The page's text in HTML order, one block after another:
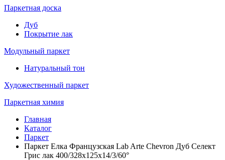
Паркетная доска
Дуб
Покрытие лак
Модульный паркет
Натуральный тон
Художественный паркет
Паркетная химия
Главная
Каталог
Паркет
Паркет Елка Французская Lab Arte Chevron Дуб Селект
Грис лак 400/328х125х14/3/60°